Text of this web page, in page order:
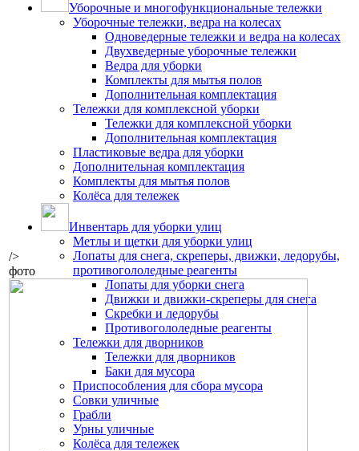
Уборочные и многофункциональные тележки
Уборочные тележки, ведра на колесах
Одноведерные тележки и ведра на колесах
Двухведерные уборочные тележки
Ведра для уборки
Комплекты для мытья полов
Дополнительная комплектация
Тележки для комплексной уборки
Тележки для комплексной уборки
Дополнительная комплектация
Пластиковые ведра для уборки
Дополнительная комплектация
Комплекты для мытья полов
Колёса для тележек
Инвентарь для уборки улиц
Метлы и щетки для уборки улиц
Лопаты для снега, скреперы, движки, ледорубы,
противогололедные реагенты
Лопаты для уборки снега
Движки и движки-скреперы для снега
Скребки и ледорубы
Противогололедные реагенты
Тележки для дворников
Тележки для дворников
Баки для мусора
Приспособления для сбора мусора
Совки уличные
Грабли
Урны уличные
Колёса для тележек
/>
фото